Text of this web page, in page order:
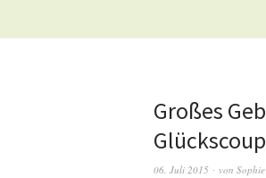
Großes
06. Juli 2015 von